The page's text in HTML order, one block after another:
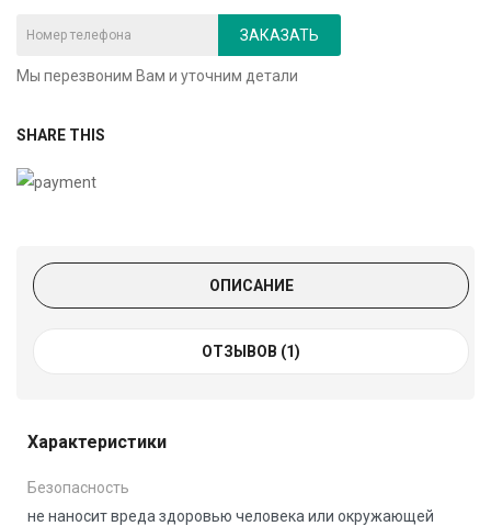
ЗАКАЗАТЬ
Мы перезвоним Вам и уточним детали
SHARE THIS
ОПИСАНИЕ
ОТЗЫВОВ (1)
Характеристики
Безопасность
не наносит вреда здоровью человека или окружающей